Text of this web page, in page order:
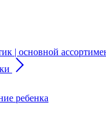
| основной
ребенка